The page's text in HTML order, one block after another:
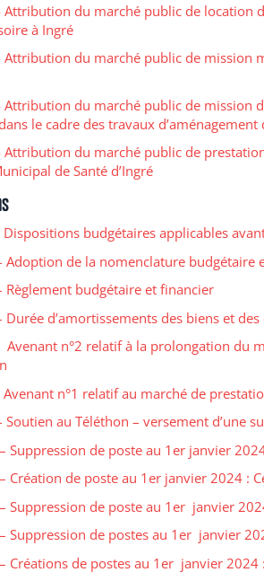
Attribution du marché public de location
à Ingré
Attribution du marché public de mission
Attribution du marché public de mission
le cadre des travaux
Attribution du marché public de
de Santé d’Ingré
Dispositions budgétaires applicables
Adoption de la nomenclature budgétaire
Règlement budgétaire et financier
Durée d’amortissements des biens et
Avenant n°2 relatif à la prolongation du
n°1 relatif au marché de
Soutien au Téléthon – versement d’une
Suppression de poste au 1er janvier
Création de poste au 1er janvier 2024 :
Suppression de poste au 1er janvier
Suppression de postes au 1er janvier
Créations de postes au 1er janvier 2024